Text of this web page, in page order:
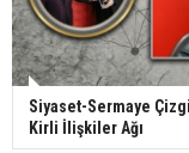
Siyaset-Sermaye
Kirli İlişkiler Ağı